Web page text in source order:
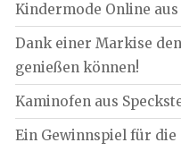
Kindermode Online
Dank einer Markise
genießen können!
Kaminofen aus
Ein Gewinnspiel für die